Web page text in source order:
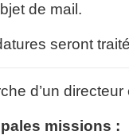
de mail.
seront
d’un
missions :